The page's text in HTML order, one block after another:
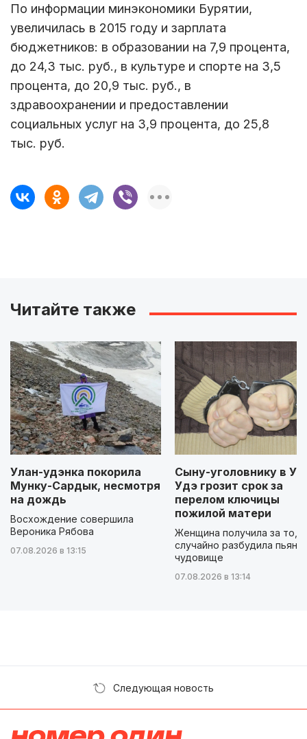
По информации минэкономики Бурятии,
увеличилась в 2015 году и зарплата
бюджетников: в образовании на 7,9 процента,
до 24,3 тыс. руб., в культуре и спорте на 3,5
процента, до 20,9 тыс. руб., в
здравоохранении и предоставлении
социальных услуг на 3,9 процента, до 25,8
тыс. руб.
Читайте также
Улан-удэнка покорила
Мунку-Сардык, несмотря
на дождь
Восхождение совершила
Вероника Рябова
07.08.2026 в 13:15
Сыну-уголовнику в
Удэ грозит срок за
перелом ключицы
пожилой матери
Женщина получила за то,
случайно разбудила
чудовище
07.08.2026 в 13:14
Следующая новость